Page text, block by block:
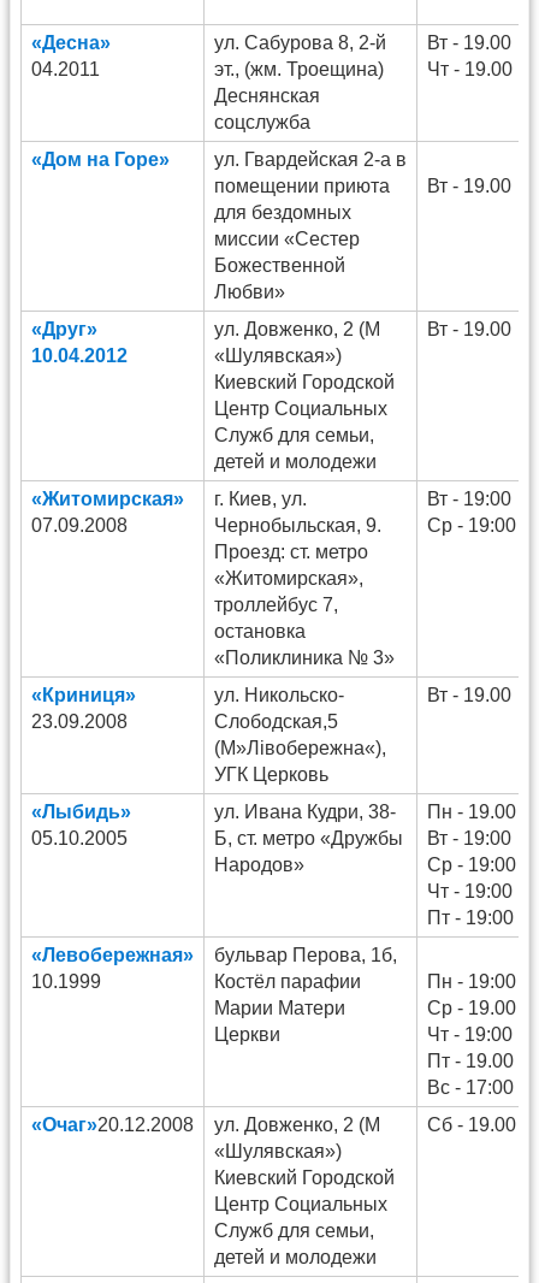
«Десна»
04.2011
ул. Сабурова 8, 2-й
эт., (жм. Троещина)
Деснянская
соцслужба
Вт - 19.00
Чт - 19.00
«Дом на Горе»
ул. Гвардейская 2-а в
помещении приюта
для бездомных
миссии «Сестер
Божественной
Любви»
Вт - 19.00
«Друг»
10.04.2012
ул. Довженко, 2 (М
«Шулявская»)
Киевский Городской
Центр Социальных
Служб для семьи,
детей и молодежи
Вт - 19.00
«Житомирская»
07.09.2008
г. Киев, ул.
Чернобыльская, 9.
Проезд: ст. метро
«Житомирская»,
троллейбус 7,
остановка
«Поликлиника № 3»
Вт - 19:00
Ср - 19:00
«Криниця»
23.09.2008
ул. Никольско-
Слободская,5
(М»Лівобережна«),
УГК Церковь
Вт - 19.00
«Лыбидь»
05.10.2005
ул. Ивана Кудри, 38-
Б, ст. метро «Дружбы
Народов»
Пн - 19.00
Вт - 19:00
Ср - 19:00
Чт - 19:00
Пт - 19:00
«Левобережная»
10.1999
бульвар Перова, 1б,
Костёл парафии
Марии Матери
Церкви
Пн - 19:00
Ср - 19.00
Чт - 19:00
Пт - 19.00
Вс - 17:00
«Очаг»20.12.2008
ул. Довженко, 2 (М
«Шулявская»)
Киевский Городской
Центр Социальных
Служб для семьи,
детей и молодежи
Сб - 19.00